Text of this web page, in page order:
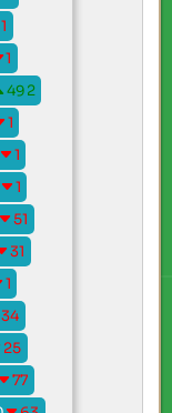
1
1
492
1
1
1
51
31
1
34
25
77